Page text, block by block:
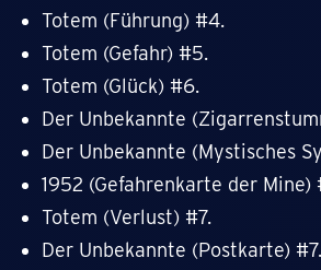
Totem (Führung) #4.
Totem (Gefahr) #5.
Totem (Glück) #6.
Der Unbekannte
Der Unbekannte (Mystisches
1952 (Gefahrenkarte der Mine)
Totem (Verlust) #7.
Der Unbekannte (Postkarte) #7.